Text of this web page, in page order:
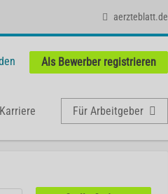
aerzteblatt.de
Als Bewerber registrieren
Für Arbeitgeber